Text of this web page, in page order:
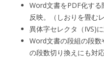
Word文書をPDF化す
反映。（しおりを畳む
異体字セレクタ（IVS)に
Word文書の段組の段数
の段数切り換えにも対応